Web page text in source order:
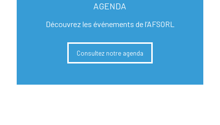
AGENDA
Découvrez les événements de l’AFSORL
Consultez notre agenda